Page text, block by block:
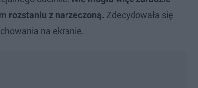
rozstaniu z narzeczoną. Zdecydowała się
na ekranie.